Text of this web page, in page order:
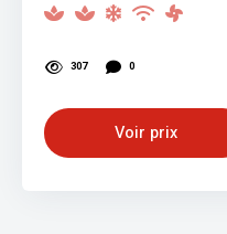
307 0
Voir prix